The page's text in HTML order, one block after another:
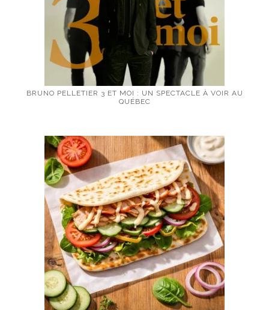
BRUNO PELLETIER 3 ET MOI : UN SPECTACLE À VOIR AU
QUÉBEC